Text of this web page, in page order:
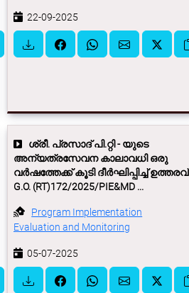
22-09-2025
ശ്രീ. പ്രസാദ് പി.റ്റി - യുടെ
അന്യത്രസേവന കാലാവധി ഒരു
വര്‍ഷത്തേക്ക് കൂടി ദീര്‍ഘിപ്പിച്ച് ഉത്തരവ്
G.O. (RT)172/2025/PIE&MD ...
Program Implementation
Evaluation and Monitoring
05-07-2025